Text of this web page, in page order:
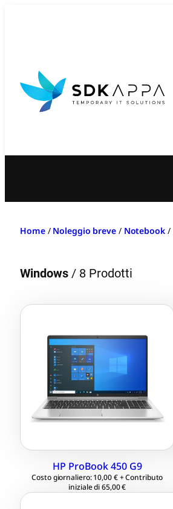
Home/ Noleggio breve/ Notebook/
Windows / 8 Prodotti
HP ProBook 450 G9
Costo giornaliero: 10,00 € + Contributo
iniziale di 65,00 €
Full HD
Intel Core i5-1235U
4.40 GHz
RAM 16 GB
SSD 512 GB M.2